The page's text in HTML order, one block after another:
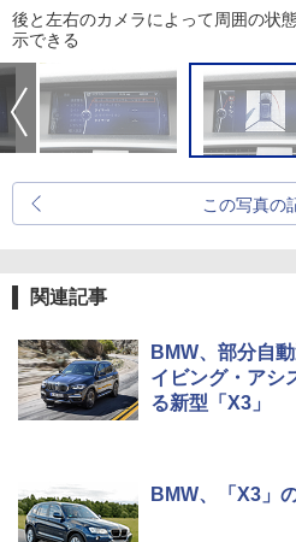
後と左右のカメラによって周囲の状
示できる
この写真の
関連記事
BMW、部分自
イビング・アシ
る新型「X3」
BMW、「X3」